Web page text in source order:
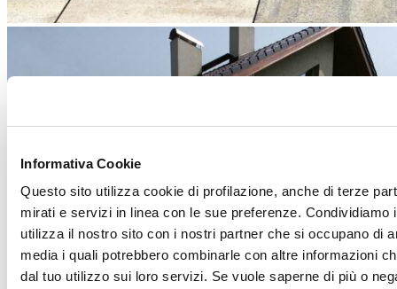
Informativa Cookie
Questo sito utilizza cookie di profilazione, anche di terze
mirati e servizi in linea con le sue preferenze.
utilizza il nostro sito con i nostri partner che si occupano di
media i quali potrebbero combinarle con altre informazioni
dal tuo utilizzo sui loro servizi. Se vuole saperne di più o